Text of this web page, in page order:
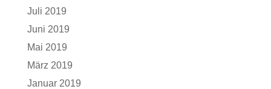
Juli 2019
Juni 2019
Mai 2019
März 2019
Januar 2019